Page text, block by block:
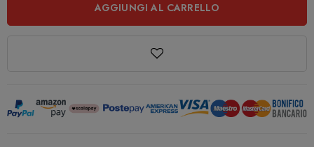
AGGIUNGI AL CARRELLO